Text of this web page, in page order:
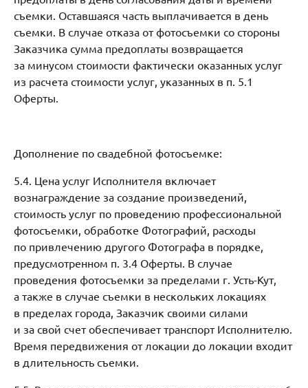
съемки. Оставшаяся часть выплачивается в день
съемки. В случае отказа от фотосъемки со стороны
Заказчика сумма предоплаты возвращается
за минусом стоимости фактически оказанных услуг
из расчета стоимости услуг, указанных в п. 5.1
Оферты.
Дополнение по свадебной фотосъемке:
5.4. Цена услуг Исполнителя включает
вознаграждение за создание произведений,
стоимость услуг по проведению профессиональной
фотосъемки, обработке Фотографий, расходы
по привлечению другого Фотографа в порядке,
предусмотренном п. 3.4 Оферты. В случае
проведения фотосъемки за пределами г. Усть-Кут,
а также в случае съемки в нескольких локациях
в пределах города, Заказчик своими силами
и за свой счет обеспечивает транспорт Исполнителю.
Время передвижения от локации до локации входит
в длительность съемки.